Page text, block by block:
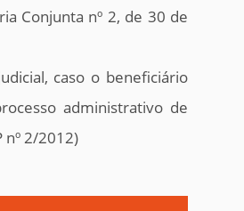
Conjunta nº 2, de 30 de
caso o beneficiário
administrativo de
nº 2/2012)